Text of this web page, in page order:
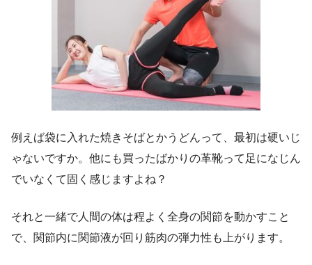
例えば袋に入れた焼きそばとかうどんって、最初は硬いじ
ゃないですか。他にも買ったばかりの革靴って足になじん
でいなくて固く感じますよね？
それと一緒で人間の体は程よく全身の関節を動かすこと
で、関節内に関節液が回り筋肉の弾力性も上がります。